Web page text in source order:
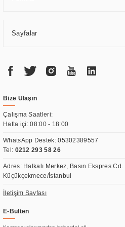
Sayfalar
Bize Ulaşın
Çalışma Saatleri:
Hafta içi: 08:00 - 18:00
WhatsApp Destek:05302389557
Tel: 0212 293 58 26
Adres: Halkalı Merkez, Basın Ekspres
Küçükçekmece/İstanbul
İletişim Sayfası
E-Bülten